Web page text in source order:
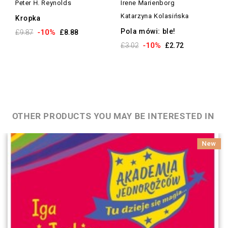
Peter H. Reynolds
Kropka
£9.87 -10% £8.88
Irene Marienborg
Katarzyna Kolasińska
Pola mówi: ble!
£3.02 -10% £2.72
OTHER PRODUCTS YOU MAY BE INTERESTED IN
New